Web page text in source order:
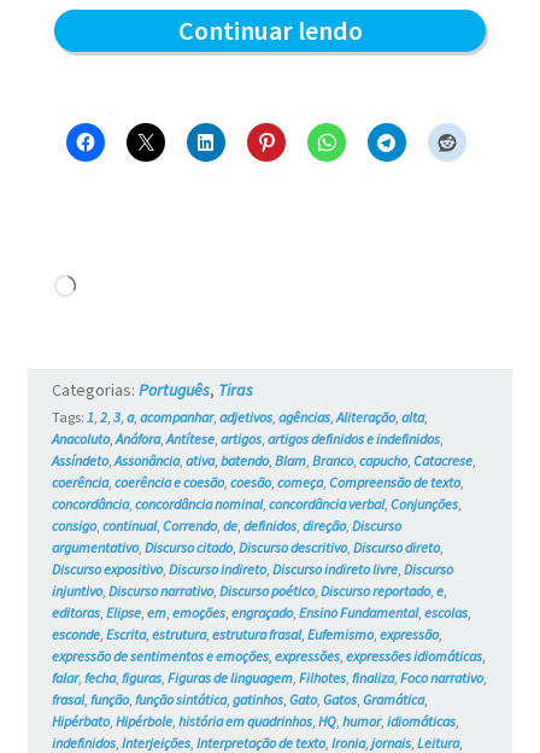
Continuar lendoAlta
Blue
Carregando...
Categorias: Português, Tiras
Tags: 1 2, 3, a, acompanhar, adjetivos, agências, Aliteração, alta,
Anacoluto, Anáfora, Antítese, artigos, artigos definidos e indefinidos,
Assíndeto, Assonância, ativa, batendo, Blam, Branco, capucho, Catacrese,
coerência, coerência e coesão, coesão, começa, Compreensão de texto,
concordância, concordância nominal, concordância verbal, Conjunções,
consigo, continual, Correndo, de, definidos, direção, Discurso
argumentativo, Discurso citado, Discurso descritivo, Discurso direto,
Discurso expositivo, Discurso indireto, Discurso indireto livre, Discurso
injuntivo, Discurso narrativo, Discurso poético, Discurso reportado, e,
editoras, Elipse, em, emoções, engraçado, Ensino Fundamental, escolas,
esconde, Escrita, estrutura, estrutura frasal, Eufemismo, expressão,
expressão de sentimentos e emoções, expressões, expressões idiomáticas,
falar, fecha, figuras, Figuras de linguagem, Filhotes, finaliza, Foco narrativo,
frasal, função, função sintática, gatinhos, Gato, Gatos, Gramática,
Hipérbato, Hipérbole, história em quadrinhos, HQ, humor, idiomáticas,
indefinidos, Interjeições, Interpretação de texto, Ironia, jornais, Leitura,